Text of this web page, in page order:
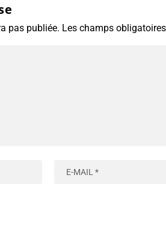
pas publiée. Les champs